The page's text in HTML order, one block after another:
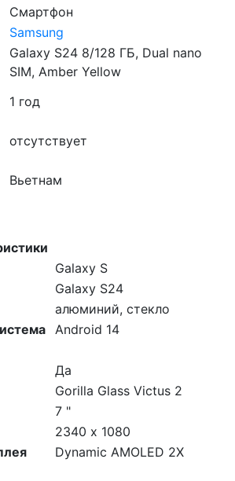
Galaxy S
Galaxy S24
алюминий, стекло
Android 14
Да
Gorilla Glass Victus 2
7 "
2340 х 1080
Dynamic AMOLED 2X
Смартфон
Samsung
Galaxy S24 8/128 ГБ, Dual nano
SIM, Amber Yellow
1 год
отсутствует
Вьетнам